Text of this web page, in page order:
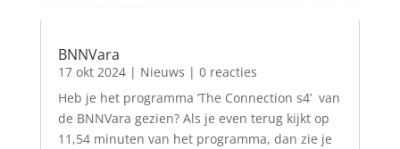
BNNVara
17 okt 2024| Nieuws | 0 reacties
Heb je het programma ‘The Connection s4’ van
de BNNVara gezien? Als je even terug kijkt op
11,54 minuten van het programma, dan zie je